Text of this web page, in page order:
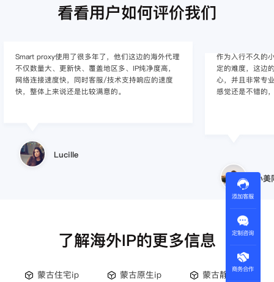
看看用户如何评价我们
作为入行不久的小白，上手使用Smart proxy会有一
定的难度，这边的客服人员/技术支持人员非常有耐
心，并且非常专业，很快就上手了，使用体验整体
感觉还是不错的，非常推荐身边的同行使用。
小美同学
作为一家跨境电
上面经营着多个
着强烈的需求，
商，不是断网就
王伟
了解海外IP的更多信息
蒙古住宅ip 蒙古原生ip 蒙古静态ip
添加客服
定制咨询
商务合作